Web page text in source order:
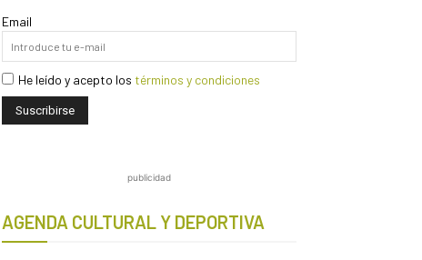
Email
He leído y acepto los términos y condiciones
publicidad
AGENDA CULTURAL Y DEPORTIVA